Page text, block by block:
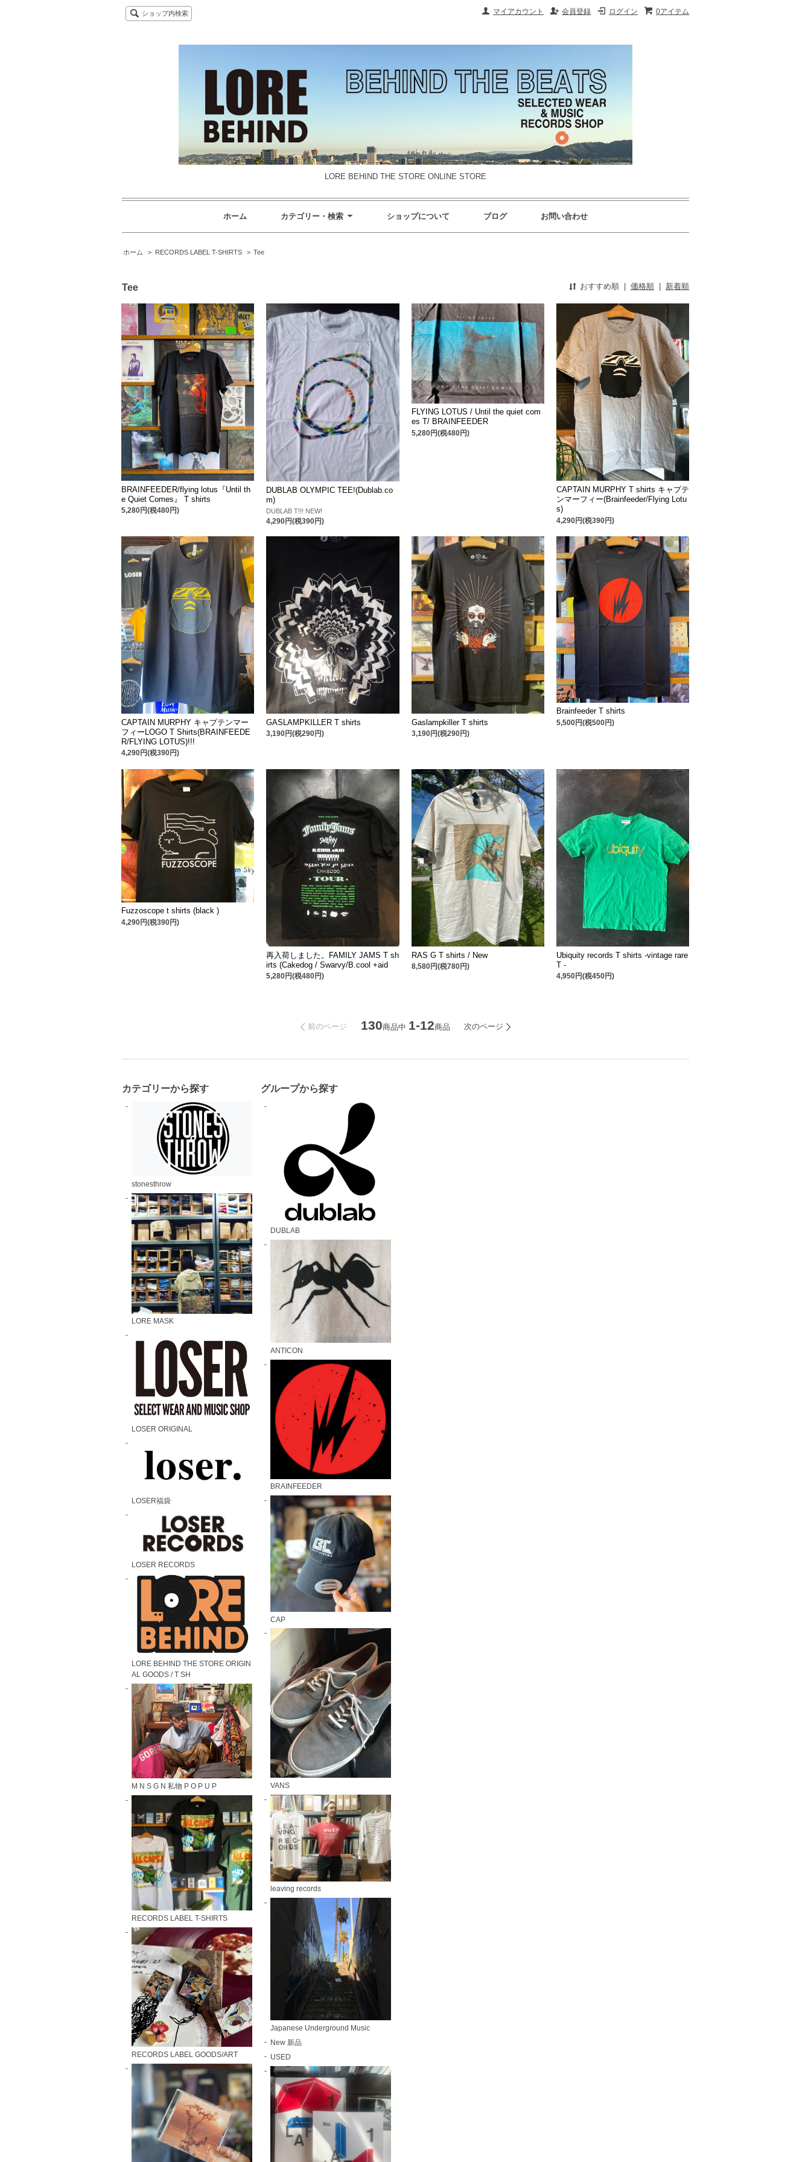
0アイテム
ログイン
会員登録
マイアカウント
ショップ内検索
LORE BEHIND THE STORE ONLINE STORE
ホーム カテゴリー・検索 ショップについて ブログ お問い合わせ
ホーム > RECORDS LABEL T-SHIRTS > Tee
Tee おすすめ順 価格順 新着順
BRAINFEEDER/flying lotus『Until th
e Quiet Comes』 T shirts
5,280円(税480円)
DUBLAB OLYMPIC TEE!(Dublab.co
m)
DUBLAB T!!! NEW!
4,290円(税390円)
FLYING LOTUS / Until the quiet com
es T/ BRAINFEEDER
5,280円(税480円)
CAPTAIN MURPHY T shirts キャプテ
ンマーフィー(Brainfeeder/Flying Lotu
s)
4,290円(税390円)
CAPTAIN MURPHY キャプテンマー
フィーLOGO T Shirts(BRAINFEEDE
R/FLYING LOTUS)!!!
4,290円(税390円)
GASLAMPKILLER T shirts
3,190円(税290円)
Gaslampkiller T shirts
3,190円(税290円)
Brainfeeder T shirts
5,500円(税500円)
Fuzzoscope t shirts (black )
4,290円(税390円)
再入荷しました。FAMILY JAMS T sh
irts (Cakedog / Swarvy/B.cool +aid
5,280円(税480円)
RAS G T shirts / New
8,580円(税780円)
Ubiquity records T shirts -vintage rare
T -
4,950円(税450円)
前のページ 130商品中 1-12商品 次のページ
カテゴリーから探す
stonesthrow
LORE MASK
LOSER ORIGINAL
LOSER福袋
LOSER RECORDS
LORE BEHIND THE STORE ORIGIN
AL GOODS / T SH
M N S G N 私物 P O P U P
RECORDS LABEL T-SHIRTS
RECORDS LABEL GOODS/ART
グループから探す
DUBLAB
ANTICON
BRAINFEEDER
CAP
VANS
leaving records
Japanese Underground Music
New 新品
USED